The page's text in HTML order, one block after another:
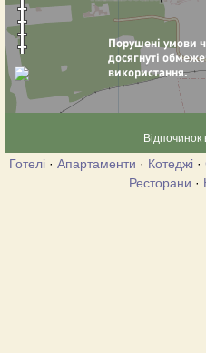
Відпочинок
Готелі · Апартаменти · Котеджі ·
Ресторани ·